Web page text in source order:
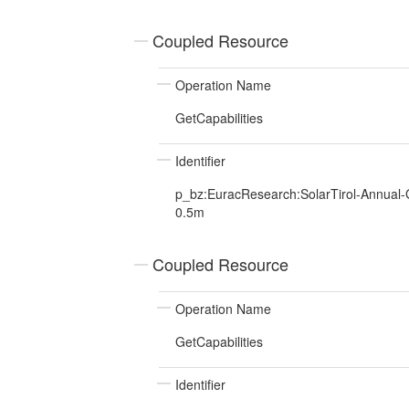
Coupled Resource
Operation Name
GetCapabilities
Identifier
p_bz:EuracResearch:SolarTirol-
0.5m
Coupled Resource
Operation Name
GetCapabilities
Identifier